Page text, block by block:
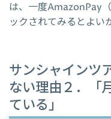
は、一度AmazonPay
ックされてみるとよい
サンシャインツ
ない理由２．「
ている」